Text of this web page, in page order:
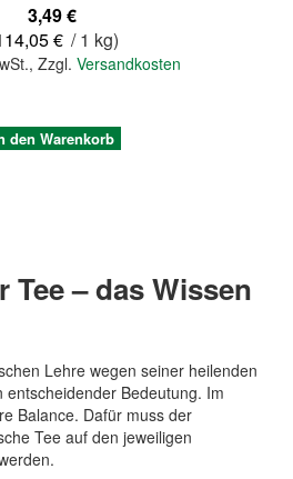
3,49 €
€ / 1 kg)
,Zzgl.Versandkosten
den Warenkorb
– das Wissen
Lehre wegen seiner heilenden
Bedeutung. Im
Balance. Dafür muss der
Tee auf den jeweiligen